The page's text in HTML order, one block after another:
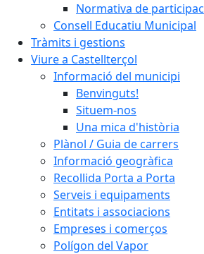
Normativa de
Consell Educatiu Municipal
Tràmits i gestions
Viure a Castellterçol
Informació del municipi
Benvinguts!
Situem-nos
Una mica d'història
Plànol / Guia de carrers
Informació geogràfica
Recollida Porta a Porta
Serveis i equipaments
Entitats i associacions
Empreses i comerços
Polígon del Vapor